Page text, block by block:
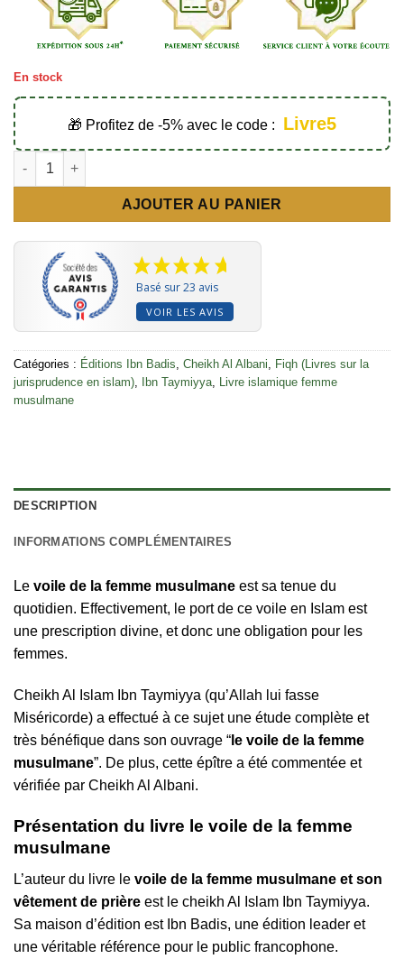
En stock
🎁 Profitez de -5% avec le code : Livre5
quantité de Le voile de la femme musulmane et son vêtement
AJOUTER AU PANIER
Basé sur 23 avis
VOIR LES AVIS
Catégories : Éditions Ibn Badis Cheikh Al Albani
Fiqh (Livres sur la
jurisprudence en islam) Ibn Taymiyya Livre islamique femme
musulmane
DESCRIPTION
INFORMATIONS COMPLÉMENTAIRES
Le voile de la femme musulmane est sa tenue du
quotidien. Effectivement, le port de ce voile en Islam est
une prescription divine, et donc une obligation pour les
femmes.
Cheikh Al Islam Ibn Taymiyya (qu’Allah lui fasse
Miséricorde) a effectué à ce sujet une étude complète et
très bénéfique dans son ouvrage “ le voile de la femme
musulmane”. De plus, cette épître a été commentée et
vérifiée par Cheikh Al Albani.
Présentation du livre le voile de la femme
musulmane
L’auteur du livre le voile de la femme musulmane et son
vêtement de prière est le cheikh Al Islam Ibn Taymiyya.
Sa maison d’édition est Ibn Badis, une édition leader et
une véritable référence pour le public francophone.